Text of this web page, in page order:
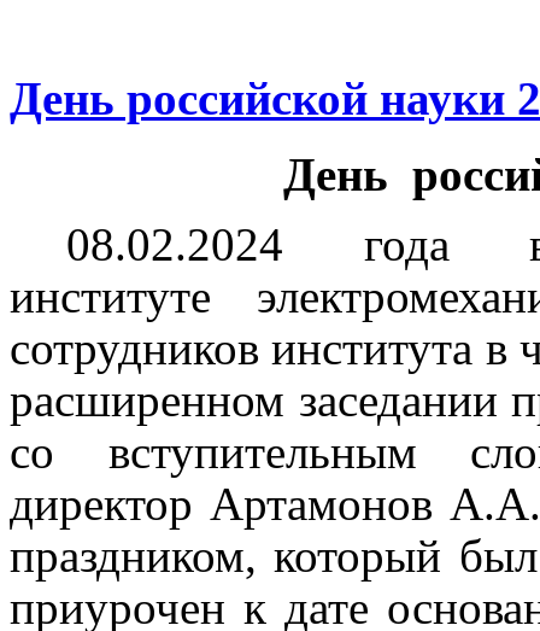
День российской науки
День
08.02.2024 года в
институте
сотрудников института в
расширенном
со вступительным
директор Артамонов
праздником, который
приурочен к дате